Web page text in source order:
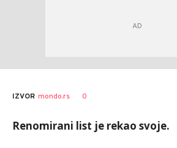
AUTOR Marković
IZVOR mondo.rs 0
Renomirani list je rekao svoje.